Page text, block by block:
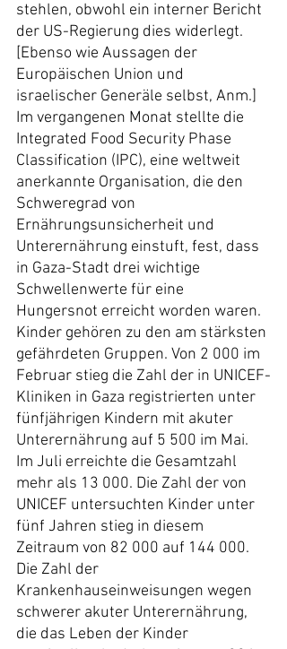
stehlen, obwohl ein interner Bericht
der US-Regierung dies widerlegt.
[Ebenso wie Aussagen der
Europäischen Union und
israelischer Generäle selbst, Anm.]
Im vergangenen Monat stellte die
Integrated Food Security Phase
Classification (IPC), eine weltweit
anerkannte Organisation, die den
Schweregrad von
Ernährungsunsicherheit und
Unterernährung einstuft, fest, dass
in Gaza-Stadt drei wichtige
Schwellenwerte für eine
Hungersnot erreicht worden waren.
Kinder gehören zu den am stärksten
gefährdeten Gruppen. Von 2 000 im
Februar stieg die Zahl der in UNICEF-
Kliniken in Gaza registrierten unter
fünfjährigen Kindern mit akuter
Unterernährung auf 5 500 im Mai.
Im Juli erreichte die Gesamtzahl
mehr als 13 000. Die Zahl der von
UNICEF untersuchten Kinder unter
fünf Jahren stieg in diesem
Zeitraum von 82 000 auf 144 000.
Die Zahl der
Krankenhauseinweisungen wegen
schwerer akuter Unterernährung,
die das Leben der Kinder